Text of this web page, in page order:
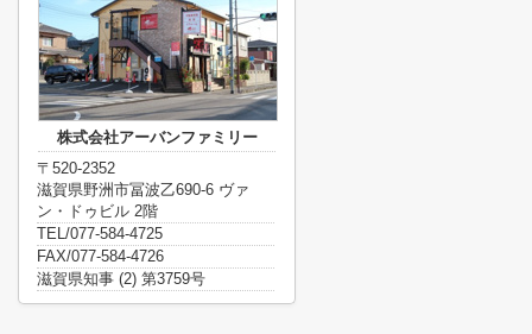
株式会社アーバンファミリー
〒520-2352
滋賀県野洲市冨波乙690-6 ヴァ
ン・ドゥビル 2階
TEL/077-584-4725
FAX/077-584-4726
滋賀県知事 (2) 第3759号